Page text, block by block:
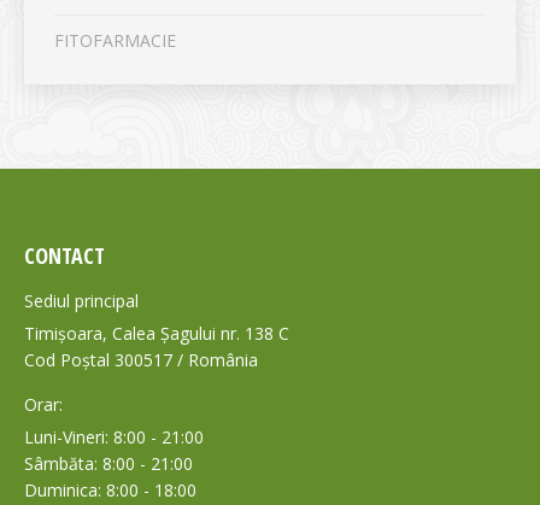
FITOFARMACIE
CONTACT
Sediul principal
Timișoara, Calea Șagului nr. 138 C
Cod Poștal 300517 / România
Orar:
Luni-Vineri: 8:00 - 21:00
Sâmbăta: 8:00 - 21:00
Duminica: 8:00 - 18:00